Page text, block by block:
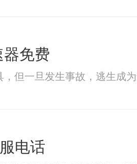
免费
但一旦发生事故，逃生成
电话